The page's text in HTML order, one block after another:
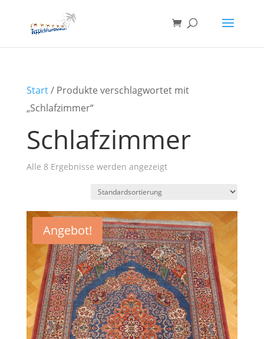
Start/ Produkte verschlagwortet mit
„Schlafzimmer“
Schlafzimmer
Alle 8 Ergebnisse werden angezeigt
Angebot!